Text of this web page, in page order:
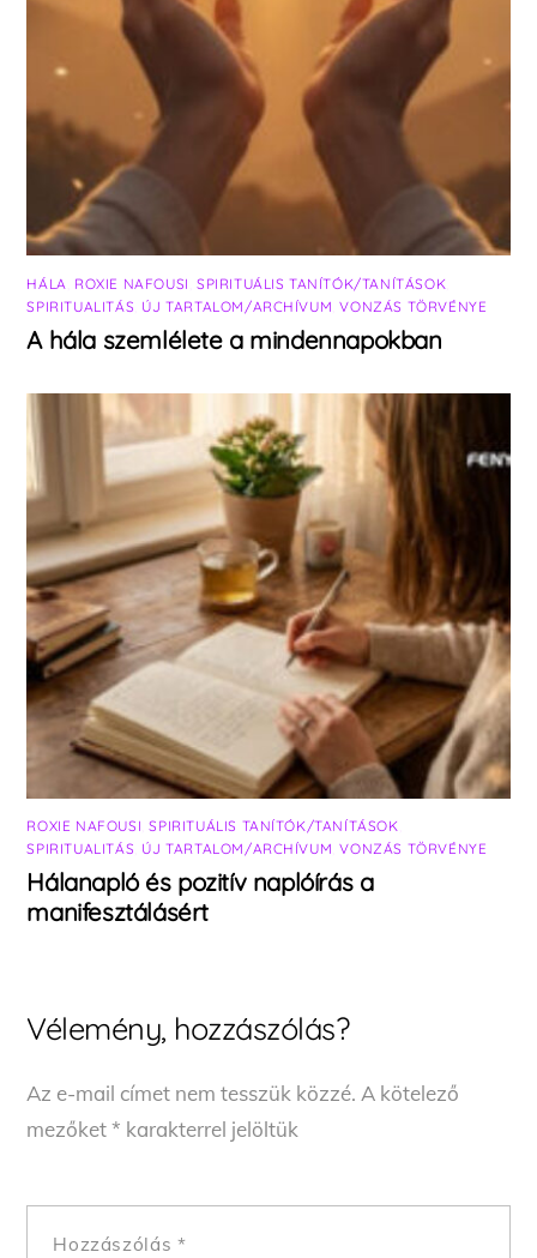
HÁLA ROXIE NAFOUSI SPIRITUÁLIS TANÍTÓK/TANÍTÁSOK
SPIRITUALITÁS ÚJ TARTALOM/ARCHÍVUM ,VONZÁS TÖRVÉNYE
A hála szemlélete a mindennapokban
ROXIE NAFOUSI ,SPIRITUÁLIS TANÍTÓK/TANÍTÁSOK
SPIRITUALITÁS ÚJ TARTALOM/ARCHÍVUM ,VONZÁS TÖRVÉNYE
Hálanapló és pozitív naplóírás a
manifesztálásért
Vélemény, hozzászólás?
Az e-mail címet nem tesszük közzé. A kötelező
mezőket* karakterrel jelöltük
Hozzászólás *